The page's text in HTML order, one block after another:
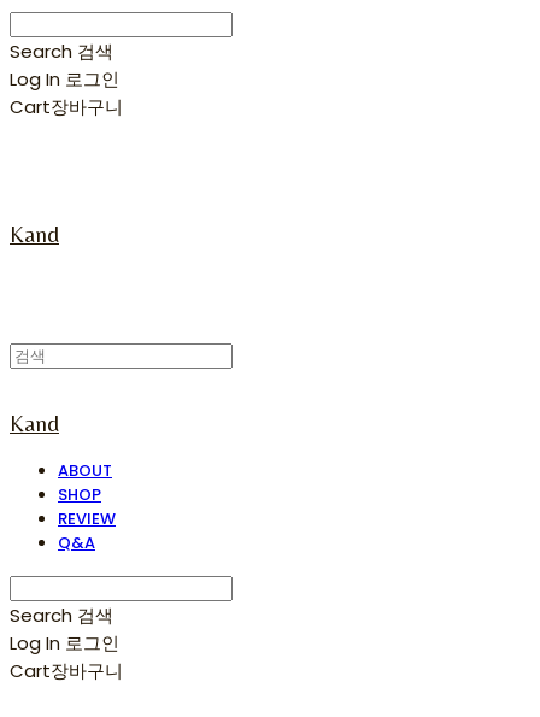
Search 검색
Log In 로그인
Cart장바구니
Kand
Kand
ABOUT
SHOP
REVIEW
Q&A
Search 검색
Log In 로그인
Cart장바구니